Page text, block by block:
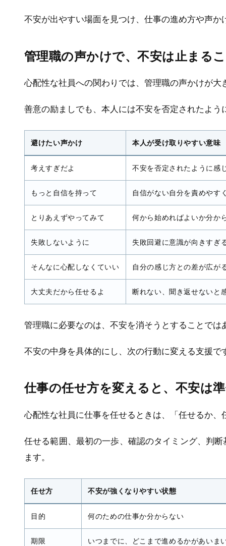
不安が出やすい場面を見つけ、仕事の進め方や声か
管理職の声かけで、不安は止まる
心配性な社員への関わりでは、管理職の声かけが大
善意の励ましでも、本人には不安を否定されたよう
避けたい声かけ 本人が受け取りやすい意味
考えすぎだよ 不安を否定されたように感
もっと自信を持って 自信がない自分を責めやす
とりあえずやってみて 何から始めればよいか分か
失敗しないように 失敗回避に意識が向きすぎ
そんなに心配しなくていい 自分の感じ方との差が広が
大丈夫だから任せるよ 断れない、聞き返せないと
管理職に必要なのは、不安を消そうとすることでは
不安の中身を具体的にし、次の行動に変える支援で
仕事の任せ方を変えると、不安は
心配性な社員に仕事を任せるときは、「任せるか
任せる範囲、最初の一歩、確認のタイミング、判
ます。
任せ方 不安が強くなりやすい状態
目的 何のための仕事か分からない
期限 いつまでに、どこまで進めるかがあいま